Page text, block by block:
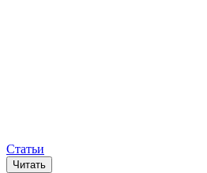
Статьи
Читать